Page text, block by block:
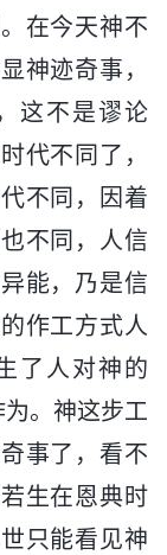
在今天神不
神迹奇事，
这不是谬论
代不同了，
不同，因着
不同，人信
能，乃是信
作工方式人
了人对神的
。神这步工
事了，看不
生在恩典时
只能看见神